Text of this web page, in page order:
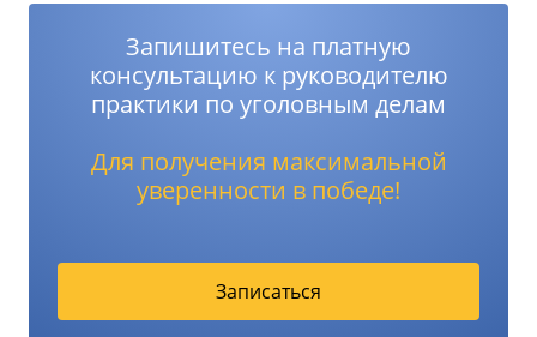
Запишитесь на платную
консультацию к руководителю
практики по уголовным делам
Для получения максимальной
уверенности в победе!
Записаться